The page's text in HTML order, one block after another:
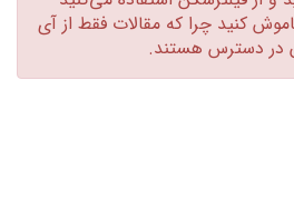
کنید چرا که مقالات فقط از آی
دسترس هستند.‏